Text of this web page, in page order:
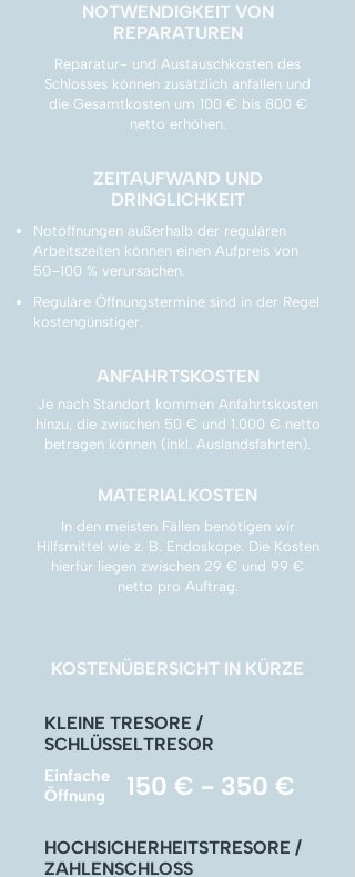
NOTWENDIGKEIT VON
REPARATUREN
Reparatur- und Austauschkosten des
Schlosses können zusätzlich anfallen und
die Gesamtkosten um 100 € bis 800 €
netto erhöhen.
ZEITAUFWAND UND
DRINGLICHKEIT
Notöffnungen außerhalb der regulären
Arbeitszeiten können einen Aufpreis von
50–100 % verursachen.
Reguläre Öffnungstermine sind in der Regel
kostengünstiger.
ANFAHRTSKOSTEN
Je nach Standort kommen Anfahrtskosten
hinzu, die zwischen 50 € und 1.000 € netto
betragen können (inkl. Auslandsfahrten).
MATERIALKOSTEN
In den meisten Fällen benötigen wir
Hilfsmittel wie z. B. Endoskope. Die Kosten
hierfür liegen zwischen 29 € und 99 €
netto pro Auftrag.
KOSTENÜBERSICHT IN KÜRZE
KLEINE TRESORE /
SCHLÜSSELTRESOR
Einfache
Öffnung
150 € - 350 €
HOCHSICHERHEITSTRESORE /
ZAHLENSCHLOSS